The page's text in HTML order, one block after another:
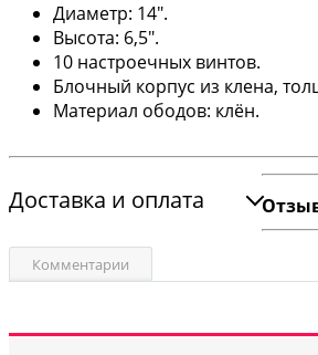
Диаметр: 14".
Высота: 6,5".
10 настроечных винтов.
Блочный корпус из клена,
Материал ободов: клён.
Доставка и оплата
Комментарии